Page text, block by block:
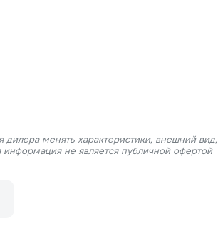
дилера менять характеристики, внешний вид,
информация не является публичной офертой